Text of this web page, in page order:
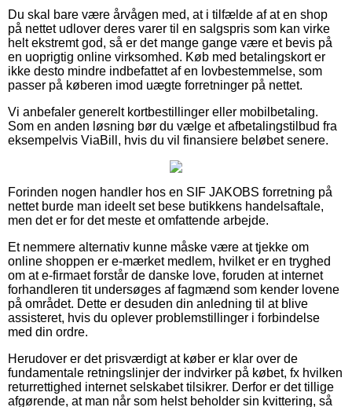
Du skal bare være årvågen med, at i tilfælde af at en shop
på nettet udlover deres varer til en salgspris som kan virke
helt ekstremt god, så er det mange gange være et bevis på
en uoprigtig online virksomhed. Køb med betalingskort er
ikke desto mindre indbefattet af en lovbestemmelse, som
passer på køberen imod uægte forretninger på nettet.
Vi anbefaler generelt kortbestillinger eller mobilbetaling.
Som en anden løsning bør du vælge et afbetalingstilbud fra
eksempelvis ViaBill, hvis du vil finansiere beløbet senere.
Forinden nogen handler hos en SIF JAKOBS forretning på
nettet burde man ideelt set bese butikkens handelsaftale,
men det er for det meste et omfattende arbejde.
Et nemmere alternativ kunne måske være at tjekke om
online shoppen er e-mærket medlem, hvilket er en tryghed
om at e-firmaet forstår de danske love, foruden at internet
forhandleren tit undersøges af fagmænd som kender lovene
på området. Dette er desuden din anledning til at blive
assisteret, hvis du oplever problemstillinger i forbindelse
med din ordre.
Herudover er det prisværdigt at køber er klar over de
fundamentale retningslinjer der indvirker på købet, fx hvilken
returrettighed internet selskabet tilsikrer. Derfor er det tillige
afgørende, at man når som helst beholder sin kvittering, så